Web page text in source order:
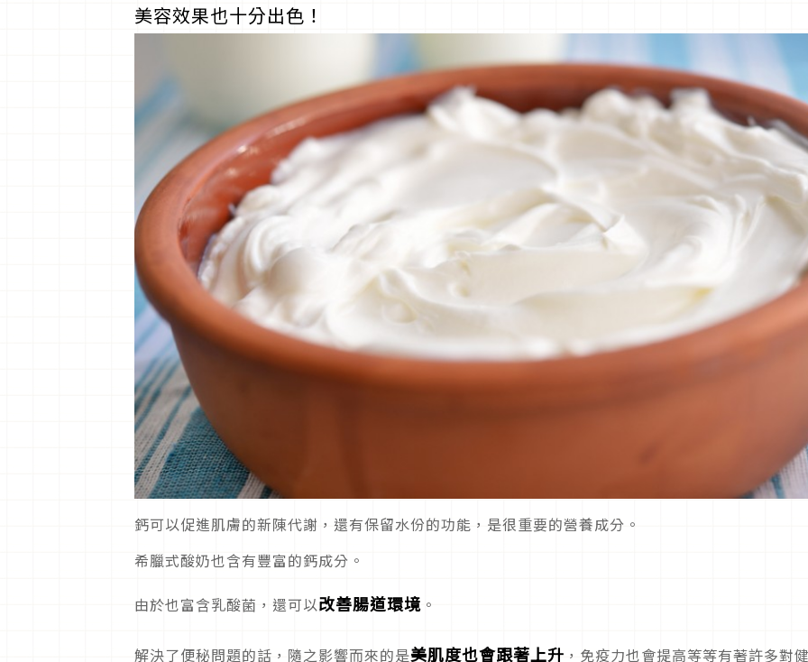
美容效果也十分出色！
鈣可以促進肌膚的新陳代謝，還有保留水份的功能，是很重要的營養成分。
希臘式酸奶也含有豐富的鈣成分。
由於也富含乳酸菌，還可以改善腸道環境 。
解決了便秘問題的話，隨之影響而來的是美肌度也會跟著上升 ，免疫力也會提高等等有著許多對